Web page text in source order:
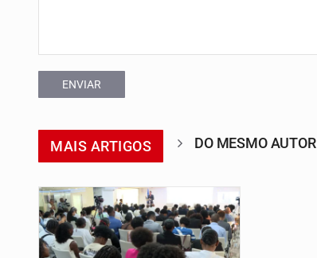
ENVIAR
MAIS ARTIGOS DO MESMO AUTOR